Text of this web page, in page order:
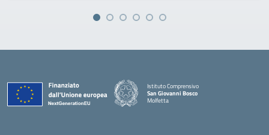
Istituto Comprensivo
San Giovanni Bosco
Molfetta